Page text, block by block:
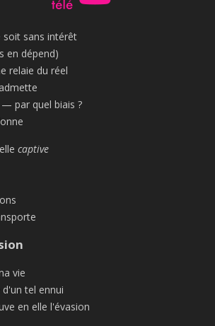
soit sans intérêt
en dépend)
relaie du réel
par quel biais ?
captive
vie
tel ennui
en elle l'évasion